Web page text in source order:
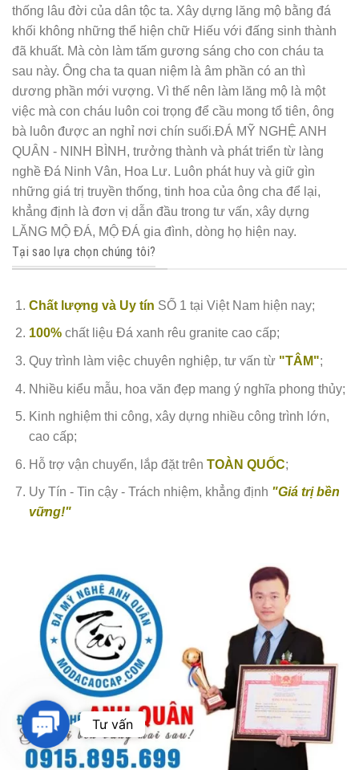
thống lâu đời của dân tộc ta. Xây dựng lăng mộ bằng đá
khối không những thể hiện chữ Hiếu với đấng sinh thành
đã khuất. Mà còn làm tấm gương sáng cho con cháu ta
sau này. Ông cha ta quan niệm là âm phần có an thì
dương phần mới vượng. Vì thế nên làm lăng mộ là một
việc mà con cháu luôn coi trọng để cầu mong tổ tiên, ông
bà luôn được an nghỉ nơi chín suối.ĐÁ MỸ NGHỆ ANH
QUÂN - NINH BÌNH, trưởng thành và phát triển từ làng
nghề Đá Ninh Vân, Hoa Lư. Luôn phát huy và giữ gìn
những giá trị truyền thống, tinh hoa của ông cha để lại,
khẳng định là đơn vị dẫn đầu trong tư vấn, xây dựng
LĂNG MỘ ĐÁ, MỘ ĐÁ gia đình, dòng họ hiện nay.
Tại sao lựa chọn chúng tôi?
Chất lượng và Uy tín SỐ 1 tại Việt Nam hiện nay;
100%chất liệu Đá xanh rêu granite cao cấp;
Quy trình làm việc chuyên nghiệp, tư vấn từ"TÂM";
Nhiều kiểu mẫu, hoa văn đẹp mang ý nghĩa phong thủy;
Kinh nghiệm thi công, xây dựng nhiều công trình lớn,
cao cấp;
Hỗ trợ vận chuyển, lắp đặt trên TOÀN QUỐC;
Uy Tín - Tin cậy - Trách nhiệm, khẳng định "Giá trị bền
vững!"
Contact
Us
Tư vấn